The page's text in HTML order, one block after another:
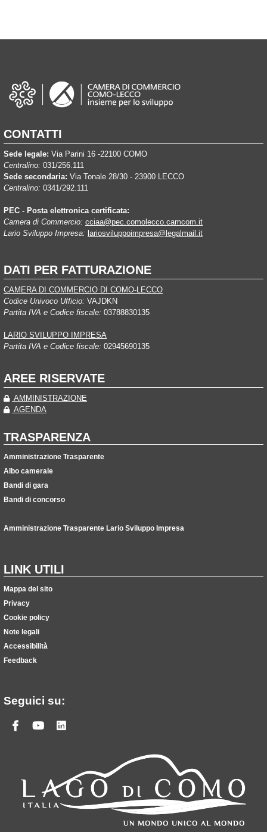
CONTATTI
Sede legale: Via Parini 16 -22100 COMO
Centralino: 031/256.111
Sede secondaria: Via Tonale 28/30 - 23900 LECCO
Centralino: 0341/292.111
PEC - Posta elettronica certificata:
Camera di Commercio: cciaa@pec.comolecco.camcom.it
Lario Sviluppo Impresa: lariosviluppoimpresa@legalmail.it
DATI PER FATTURAZIONE
CAMERA DI COMMERCIO DI COMO-LECCO
Codice Univoco Ufficio: VAJDKN
Partita IVA e Codice fiscale: 03788830135
LARIO SVILUPPO IMPRESA
Partita IVA e Codice fiscale: 02945690135
AREE RISERVATE
AMMINISTRAZIONE
AGENDA
TRASPARENZA
Amministrazione Trasparente
Albo camerale
Bandi di gara
Bandi di concorso
Amministrazione Trasparente Lario Sviluppo Impresa
LINK UTILI
Mappa del sito
Privacy
Cookie policy
Note legali
Accessibilità
Feedback
Seguici su:
Facebook
Youtube